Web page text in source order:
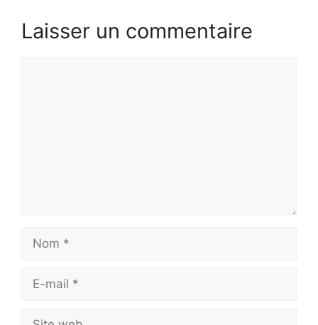
Laisser un commentaire
Nom
Site